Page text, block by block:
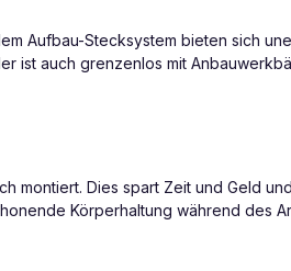
Aufbau-Stecksystem bieten sich
ist auch grenzenlos mit
montiert. Dies spart Zeit und Geld
Körperhaltung während des